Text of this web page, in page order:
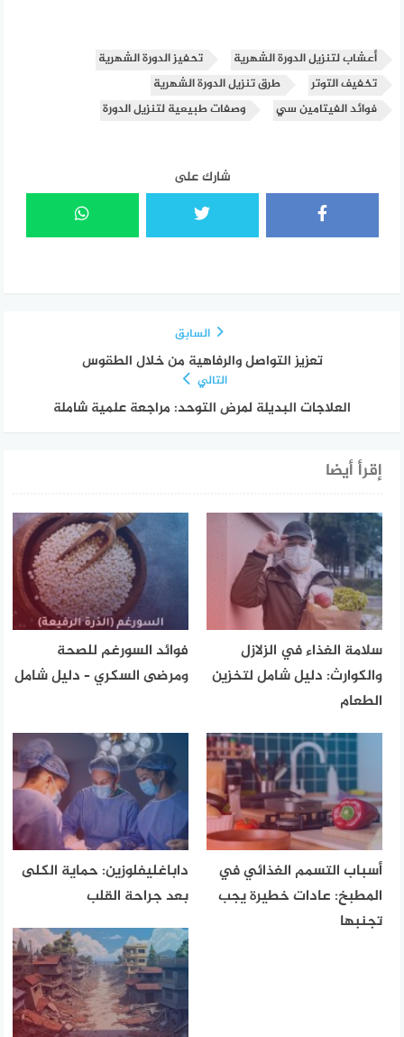
أعشاب لتنزيل الدورة الشهرية
تحفيز الدورة الشهرية
تخفيف التوتر
طرق تنزيل الدورة الشهرية
فوائد الفيتامين سي
وصفات طبيعية لتنزيل الدورة
شارك على
السابق
تعزيز التواصل والرفاهية من خلال الطقوس
التالي
العلاجات البديلة لمرض التوحد: مراجعة علمية شاملة
إقرأ أيضا
سلامة الغذاء في الزلازل
والكوارث: دليل شامل لتخزين
الطعام
فوائد السورغم للصحة
ومرضى السكري – دليل شامل
أسباب التسمم الغذائي في
المطبخ: عادات خطيرة يجب
تجنبها
داباغليفلوزين: حماية الكلى
بعد جراحة القلب